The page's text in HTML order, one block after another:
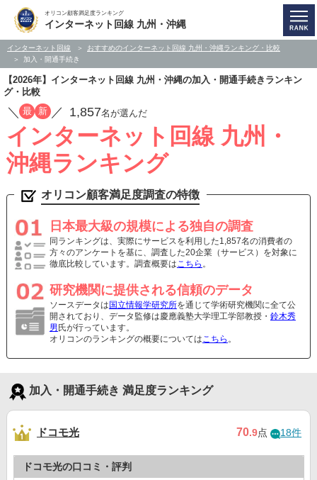
オリコン顧客満足度ランキング
インターネット回線 九州・沖縄
インターネット回線
おすすめのインターネット回線 九州・沖縄ランキング・比較
加入・開通手続き
【2026年】インターネット回線 九州・沖縄の加入・開通手続きランキン
グ・比較
／ 最 新 ／ 1,857名が選んだ
インターネット回線 九州・
沖縄ランキング
オリコン顧客満足度調査の特徴
日本最大級の規模による独自の調査
同ランキングは、実際にサービスを利用した1,857名の消費者の
方々のアンケートを基に、調査した20企業（サービス）を対象に
徹底比較しています。調査概要はこちら 。
研究機関に提供される信頼のデータ
ソースデータは 国立情報学研究所を通じて学術研究機関に全て公
開されており、データ監修は慶應義塾大学理工学部教授・ 鈴木秀
男 氏が行っています。
オリコンのランキングの概要についてはこちら 。
加入・開通手続き 満足度ランキング
ドコモ光 70.9点 18件
ドコモ光の口コミ・評判